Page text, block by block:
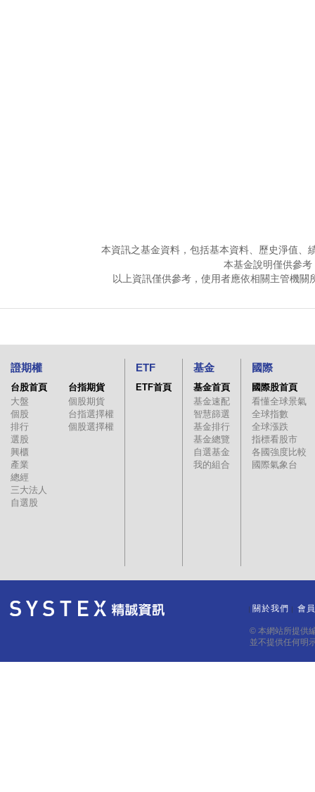
本資訊之基金資料，包括基本資料、歷史淨值、
本基金說明僅供參
以上資訊僅供參考，使用者應依相關主管機
證期權
台股首頁
大盤
個股
排行
選股
興櫃
產業
總經
三大法人
自選股
台指期貨
個股期貨
台指選擇權
個股選擇權
ETF
ETF首頁
基金
基金首頁
基金速配
智慧篩選
基金排行
基金總覽
自選基金
我的組合
國際
國際股首頁
看懂全球景氣
全球指數
全球漲跌
指標看股市
各國強度比較
國際氣象台
關於我們 會
© 本網站所提供
並不提供任何明